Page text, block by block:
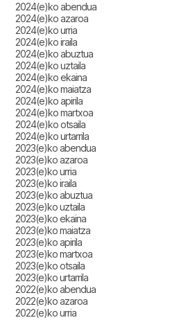
2024(e)ko abendua
2024(e)ko azaroa
2024(e)ko urria
2024(e)ko iraila
2024(e)ko abuztua
2024(e)ko uztaila
2024(e)ko ekaina
2024(e)ko maiatza
2024(e)ko apirila
2024(e)ko martxoa
2024(e)ko otsaila
2024(e)ko urtarrila
2023(e)ko abendua
2023(e)ko azaroa
2023(e)ko urria
2023(e)ko iraila
2023(e)ko abuztua
2023(e)ko uztaila
2023(e)ko ekaina
2023(e)ko maiatza
2023(e)ko apirila
2023(e)ko martxoa
2023(e)ko otsaila
2023(e)ko urtarrila
2022(e)ko abendua
2022(e)ko azaroa
2022(e)ko urria